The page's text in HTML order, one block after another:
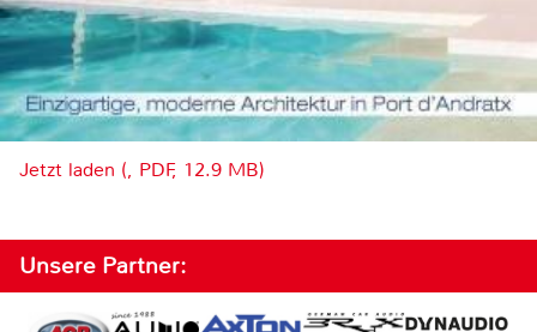
Jetzt laden (, PDF, 12.9 MB)
Unsere Partner: